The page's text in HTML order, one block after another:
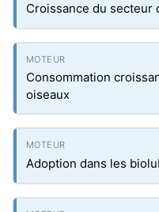
Croissance du secteur
Consommation
oiseaux
Adoption dans les